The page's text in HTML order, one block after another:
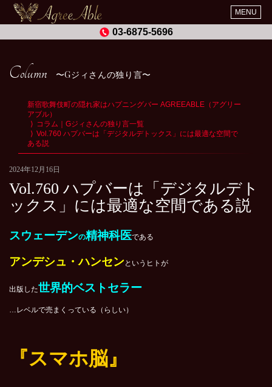
MENU
03-6875-5696
Column Gジィさんの独り言
新宿歌舞伎町の隠れ家はハプニングバー AGREEABLE（アグリー
アブル）
コラム｜Gジィさんの独り言一覧
Vol.760 ハプバーは「デジタルデトックス」には最適な空間で
ある説
2024年12月16日
Vol.760 ハプバーは「デジタルデト
ックス」には最適な空間である説
スウェーデンの精神科医である
アンデシュ・ハンセン というヒトが
出版した世界的ベストセラー
…レベルで売まくっている（らしい）
『スマホ脳』